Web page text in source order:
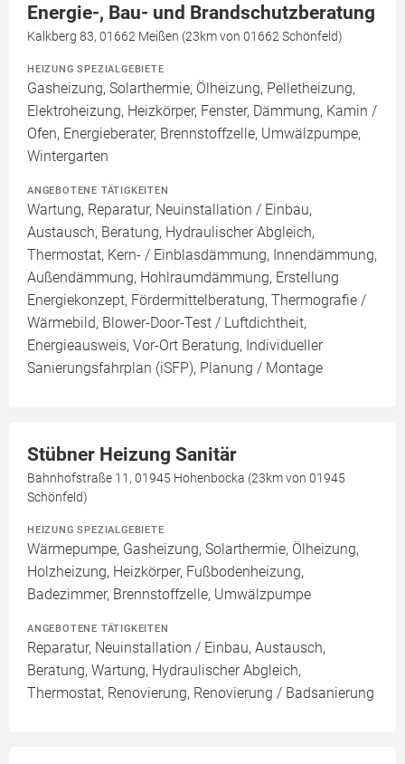
Energie-, Bau- und Brandschutzberatung
Kalkberg 83, 01662 Meißen (23km von 01662 Schönfeld)
HEIZUNG SPEZIALGEBIETE
Gasheizung, Solarthermie, Ölheizung, Pelletheizung,
Elektroheizung, Heizkörper, Fenster, Dämmung, Kamin /
Ofen, Energieberater, Brennstoffzelle, Umwälzpumpe,
Wintergarten
ANGEBOTENE TÄTIGKEITEN
Wartung, Reparatur, Neuinstallation / Einbau,
Austausch, Beratung, Hydraulischer Abgleich,
Thermostat, Kern- / Einblasdämmung, Innendämmung,
Außendämmung, Hohlraumdämmung, Erstellung
Energiekonzept, Fördermittelberatung, Thermografie /
Wärmebild, Blower-Door-Test / Luftdichtheit,
Energieausweis, Vor-Ort Beratung, Individueller
Sanierungsfahrplan (iSFP), Planung / Montage
Stübner Heizung Sanitär
Bahnhofstraße 11, 01945 Hohenbocka (23km von 01945
Schönfeld)
HEIZUNG SPEZIALGEBIETE
Wärmepumpe, Gasheizung, Solarthermie, Ölheizung,
Holzheizung, Heizkörper, Fußbodenheizung,
Badezimmer, Brennstoffzelle, Umwälzpumpe
ANGEBOTENE TÄTIGKEITEN
Reparatur, Neuinstallation / Einbau, Austausch,
Beratung, Wartung, Hydraulischer Abgleich,
Thermostat, Renovierung, Renovierung / Badsanierung